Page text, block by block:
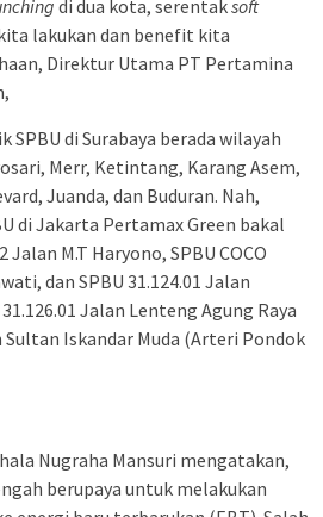
di dua kota, serentaksoft
lakukan dan benefit kita
Direktur Utama PT Pertamina
SPBU di Surabaya berada wilayah
Merr, Ketintang, Karang Asem,
Juanda, dan Buduran. Nah,
di Jakarta Pertamax Green bakal
Jalan M.T Haryono, SPBU COCO
dan SPBU 31.124.01 Jalan
Jalan Lenteng Agung Raya
Sultan Iskandar Muda (Arteri Pondok
Nugraha Mansuri mengatakan,
berupaya untuk melakukan